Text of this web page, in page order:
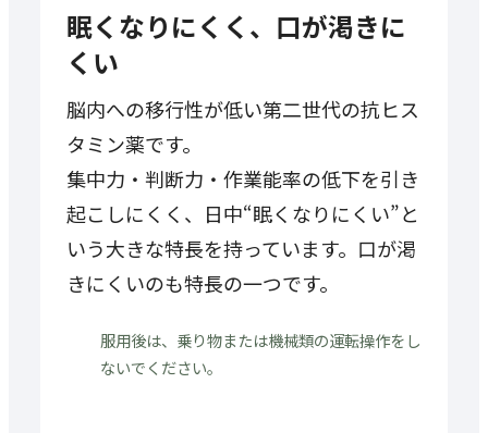
眠くなりにくく、口が渇きに
くい
脳内への移行性が低い第二世代の抗ヒス
タミン薬です。
集中力・判断力・作業能率の低下を引き
起こしにくく、日中“眠くなりにくい”と
いう大きな特長を持っています。口が渇
きにくいのも特長の一つです。
服用後は、乗り物または機械類の運転操作をし
ないでください。